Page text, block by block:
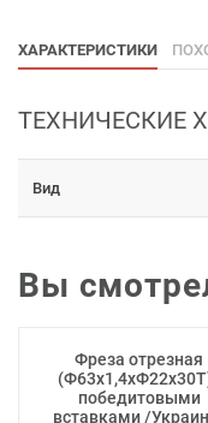
ХАРАКТЕРИСТИКИ
ТЕХНИЧЕСКИЕ
Вид
Вы
Фреза отрезная
победитовыми
вставками /